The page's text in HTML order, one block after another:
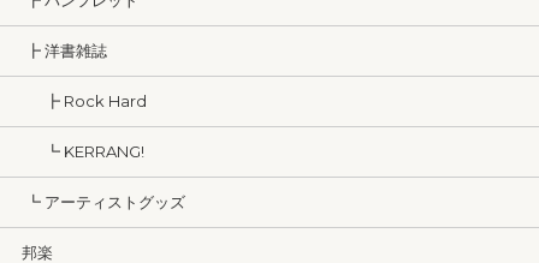
┣ 洋書雑誌
┣ Rock Hard
┗ KERRANG!
┗ アーティストグッズ
邦楽